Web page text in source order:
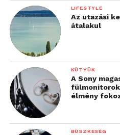
LIFESTYLE
Az utazási
átalakul
KÜTYÜK
A Sony
élmény
BÜSZKESÉG